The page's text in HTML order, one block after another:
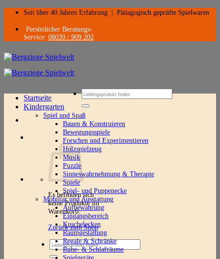
Zum
springen
Seit über 40 Jahren Erfahrung Pädagogisch geprüfte Spielwaren
Persönlicher Beratungs-
Service: 08039 / 909 202
Suchen
nach:
Es befinden sich
keine Produkte im
Warenkorb.
Zurück zum Shop
Suchen
nach:
Startseite
Kindergarten
Spiel und Spaß
Bauen & Konstruieren
Bewegungsspiele
Forschen und Experimentieren
Holzspielzeug
Musik
Puzzle
Sinneswahrnehmung & Therapie
Spiele
Spiel- und Puppenecke
Mobiliar und Ausstattung
Aufbewahrung
Eingangsbereich
Kuschelecken
Raumgestaltung
Regale & Schränke
Ruhe- & Schlafräume